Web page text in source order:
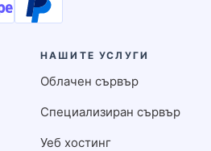
НАШИТЕ УСЛУГИ
Облачен сървър
Специализиран сървър
Уеб хостинг